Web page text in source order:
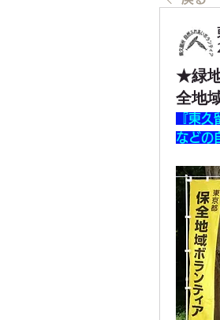
★緑
全地
『東
などの